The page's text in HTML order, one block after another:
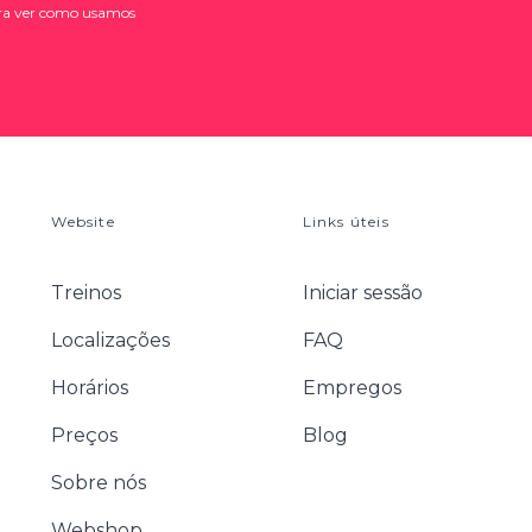
ver como usamos
Website
Treinos
Localizações
Horários
Preços
Sobre nós
Links úteis
Iniciar sessão
FAQ
Empregos
Blog